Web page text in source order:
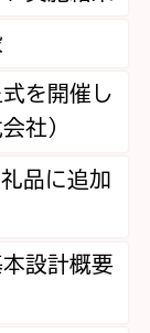
を開催し
社）
品に追加
設計概要